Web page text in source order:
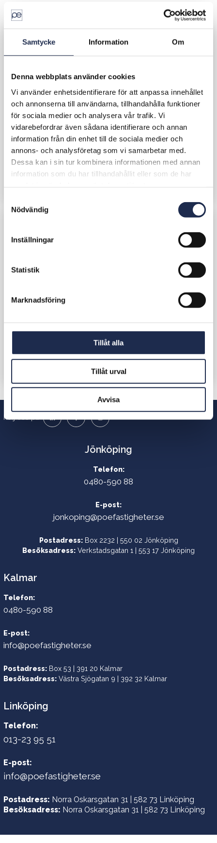
Samtycke Information Om
Denna webbplats använder cookies
Vi använder enhetsidentifierare för att anpassa innehållet
och annonserna till användarna, tillhandahålla funktioner
för sociala medier och analysera vår trafik. Vi
vidarebefordrar även sådana identifierare och annan
information från din enhet till de sociala medier och
annons- och analysföretag som vi samarbetar med.
Dessa kan i sin tur kombinera informationen med annan
information som du har tillhandahållit eller som de har
Nödvändig
Inställningar
Statistik
Marknadsföring
Tillåt alla
Tillåt urval
Avvisa
Läs mer om projektet
Fakta
Ort
Typ
Bostäder
Yta
0 m²
Uppdrag
Management
Ägare
Hamnparken
Oskarshamn
Affärsområde
Förvaltning
Segment
Bostäder
Kalmar
Telefon:
0480-590 88
E-post:
info@poefastigheter.se
Postadress: Box 53 | 391 20 Kalmar
Besöksadress: Västra Sjögatan 9 | 392 32 Kalmar
Jönköping
Telefon:
0480-590 88
E-post:
jonkoping@poefastigheter.se
Postadress:Box 2232 | 550 02 Jönköping
Besöksadress: Verkstadsgatan 1 | 553 17 Jönköping
Linköping
Telefon:
013-23 95 51
E-post:
info@poefastigheter.se
Postadress: Norra Oskarsgatan 31 | 582 73 Linköping
Besöksadress: Norra Oskarsgatan 31 | 582 73 Linköping
Följ oss på